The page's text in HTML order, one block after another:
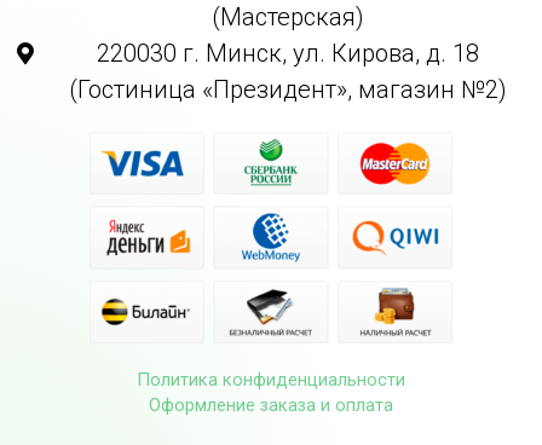
(Мастерская)
220030 г. Минск, ул. Кирова, д. 18
(Гостиница «Президент», магазин №2)
Политика конфиденциальности
Оформление заказа и оплата